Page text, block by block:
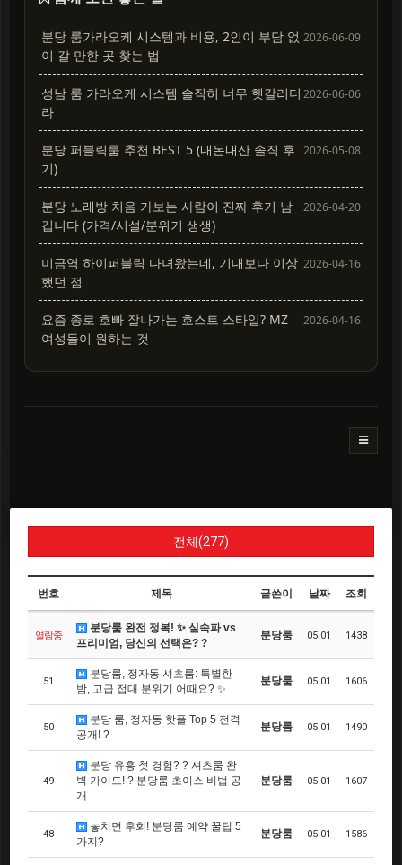
분당 룸가라오케 시스템과 비용, 2인이 부담 없
이 갈 만한 곳 찾는 법
2026-06-09
성남 룸 가라오케 시스템 솔직히 너무 헷갈리더
라
2026-06-06
분당 퍼블릭룸 추천 BEST 5 (내돈내산 솔직 후
기)
2026-05-08
분당 노래방 처음 가보는 사람이 진짜 후기 남
깁니다 (가격/시설/분위기 생생)
2026-04-20
미금역 하이퍼블릭 다녀왔는데, 기대보다 이상
했던 점
2026-04-16
요즘 종로 호빠 잘나가는 호스트 스타일? MZ
여성들이 원하는 것
2026-04-16
전체(277)
번호 제목 글쓴이 날짜 조회
열람중
분당룸 완전 정복! ✨ 실속파 vs
프리미엄, 당신의 선택은? ?
분당룸 05.01 1438
51
분당룸, 정자동 셔츠룸: 특별한
밤, 고급 접대 분위기 어때요? ✨
분당룸 05.01 1606
50
분당 룸, 정자동 핫플 Top 5 전격
공개! ?
분당룸 05.01 1490
49
분당 유흥 첫 경험? ? 셔츠룸 완
벽 가이드! ? 분당룸 초이스 비법 공
개
분당룸 05.01 1607
48
놓치면 후회! 분당룸 예약 꿀팁 5
가지?
분당룸 05.01 1586